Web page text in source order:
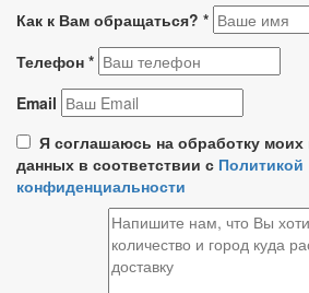
Как к Вам обращаться? *
Телефон *
Email
Я соглашаюсь на обработку
данных в соответствии с Политикой
конфиденциальности